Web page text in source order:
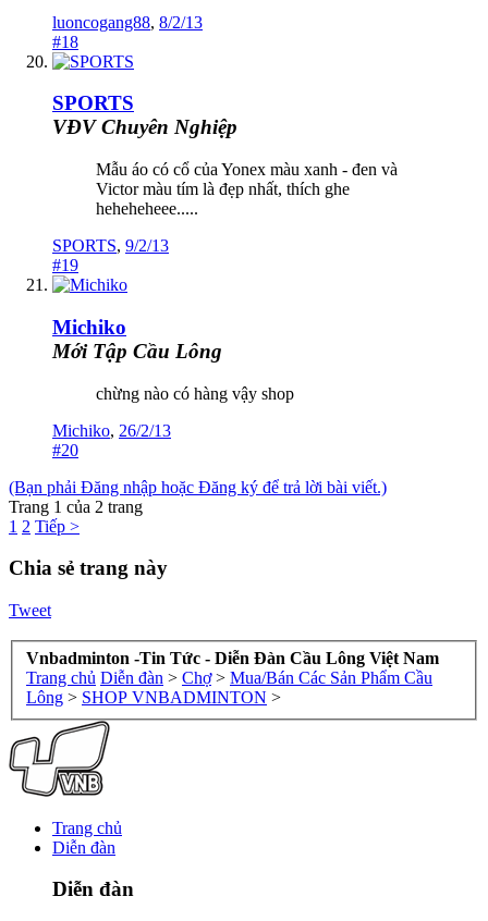
luoncogang88, 8/2/13
#18
SPORTS
VĐV Chuyên Nghiệp
Mẫu áo có cổ của Yonex màu xanh - đen và
Victor màu tím là đẹp nhất, thích ghe
heheheheee.....
SPORTS, 9/2/13
#19
Michiko
Mới Tập Cầu Lông
chừng nào có hàng vậy shop
Michiko, 26/2/13
#20
(Bạn phải Đăng nhập hoặc Đăng ký để trả lời bài viết.)
Trang 1 của 2 trang
1 2 Tiếp >
Chia sẻ trang này
Tweet
Vnbadminton -Tin Tức - Diễn Đàn Cầu Lông Việt Nam
Trang chủ Diễn đàn > Chợ > Mua/Bán Các Sản Phẩm Cầu
Lông > SHOP VNBADMINTON >
Trang chủ
Diễn đàn
Diễn đàn